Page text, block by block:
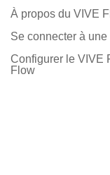
À propos du VIVE
Se connecter à une
Configurer le VIVE
Flow